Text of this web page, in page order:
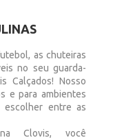
as chuteiras
no seu guarda-
Calçados! Nosso
e para ambientes
escolher entre as
Clovis, você